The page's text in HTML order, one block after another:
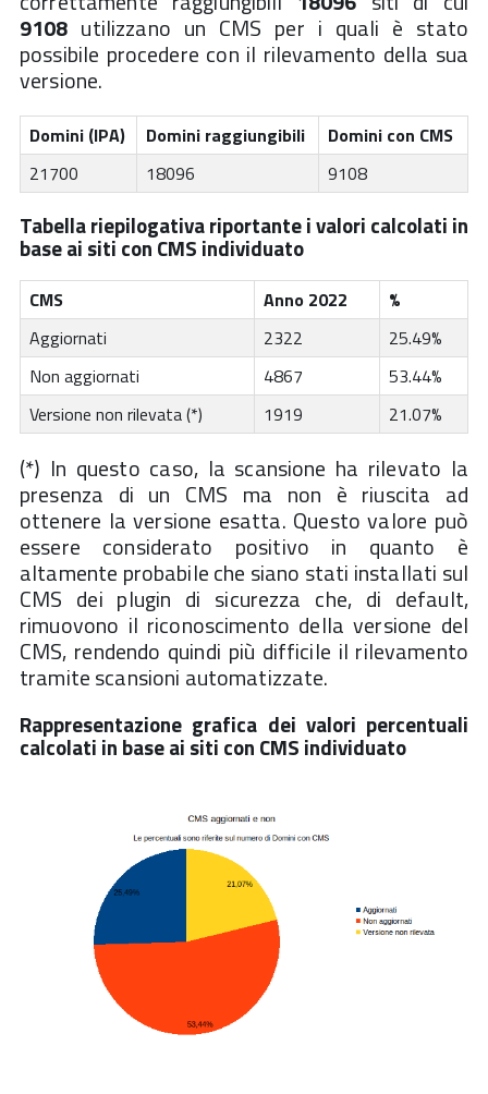
9108 utilizzano un CMS per i quali è stato
possibile procedere con il rilevamento della sua
versione.
Domini (IPA) Domini raggiungibili
Domini con CMS
21700
18096 9108
Tabella riepilogativa riportante i valori calcolati in
base ai siti con CMS individuato
CMS Anno 2022
%
Aggiornati
2322
25.49%
Non aggiornati
4867
53.44%
Versione non rilevata (*)
1919 21.07%
(*) In questo caso, la scansione ha rilevato la
presenza di un CMS ma non è riuscita ad
ottenere la versione esatta. Questo valore può
essere considerato positivo in quanto è
altamente probabile che siano stati installati sul
CMS dei plugin di sicurezza che, di default,
rimuovono il riconoscimento della versione del
CMS, rendendo quindi più difficile il rilevamento
tramite scansioni automatizzate.
Rappresentazione grafica dei valori percentuali
calcolati in base ai siti con CMS individuato